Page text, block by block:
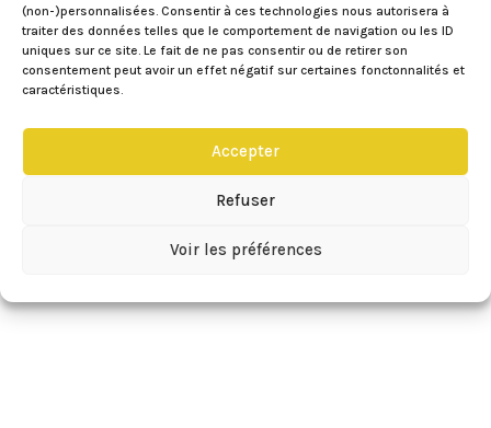
(non-)personnalisées. Consentir à ces technologies nous autorisera à
traiter des données telles que le comportement de navigation ou les ID
uniques sur ce site. Le fait de ne pas consentir ou de retirer son
consentement peut avoir un effet négatif sur certaines fonctonnalités et
caractéristiques.
Accepter
Refuser
Voir les préférences